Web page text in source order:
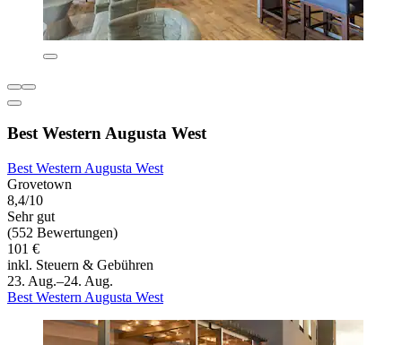
Best Western Augusta West
Best Western Augusta West
Grovetown
8,4/10
Sehr gut
(552 Bewertungen)
101 €
inkl. Steuern & Gebühren
23. Aug.–24. Aug.
Best Western Augusta West